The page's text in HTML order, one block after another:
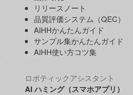
リリースノート
品質評価システム（QEC）
AIHHかんたんガイド
サンプル集かんたんガイド
AIHH使い方コツ集
ロボティックアシスタント
AI ハミング（スマホアプリ）